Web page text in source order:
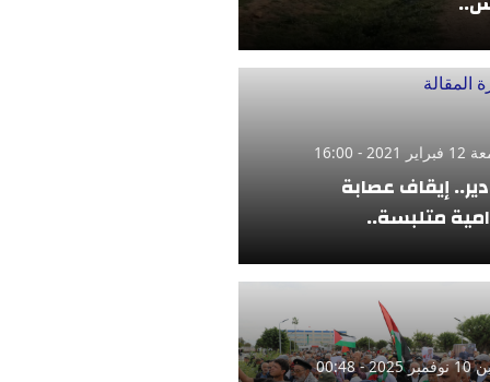
- 16:00
إيقاف عصابة
متلبسة..
- 00:48